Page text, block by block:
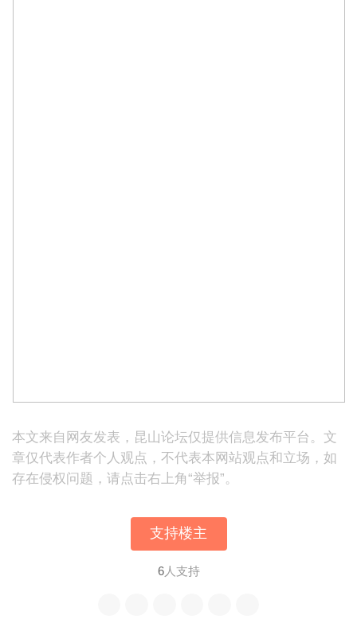
本文来自网友发表，昆山论坛仅提供信息发布平台。文
章仅代表作者个人观点，不代表本网站观点和立场，如
存在侵权问题，请点击右上角“举报”。
支持楼主
6人支持